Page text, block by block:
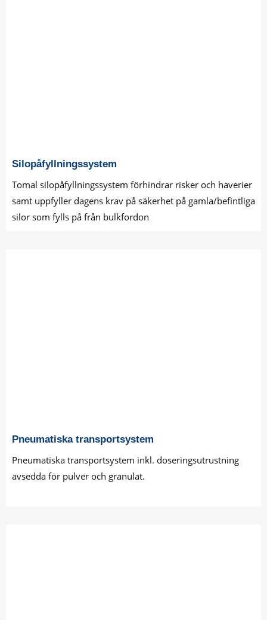
Silopåfyllningssystem
Tomal silopåfyllningssystem förhindrar risker och haverier
samt uppfyller dagens krav på säkerhet på gamla/befintliga
silor som fylls på från bulkfordon
Pneumatiska transportsystem
Pneumatiska transportsystem inkl. doseringsutrustning
avsedda för pulver och granulat.